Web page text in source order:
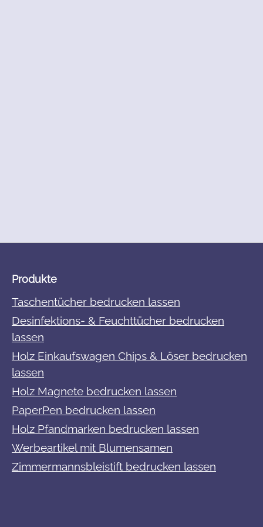
Produkte
Taschentücher bedrucken lassen
Desinfektions- & Feuchttücher bedrucken
lassen
Holz Einkaufswagen Chips & Löser bedrucken
lassen
Holz Magnete bedrucken lassen
PaperPen bedrucken lassen
Holz Pfandmarken bedrucken lassen
Werbeartikel mit Blumensamen
Zimmermannsbleistift bedrucken lassen